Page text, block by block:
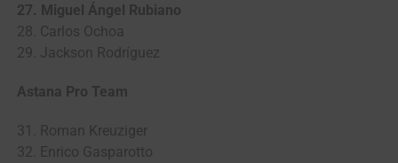
27. Miguel Ángel Rubiano
28. Carlos Ochoa
29. Jackson Rodríguez
Astana Pro Team
31. Roman Kreuziger
32. Enrico Gasparotto